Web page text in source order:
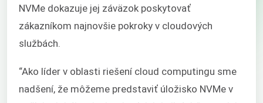
NVMe dokazuje jej záväzok poskytovať
zákazníkom najnovšie pokroky v cloudových
službách.
“Ako líder v oblasti riešení cloud computingu sme
nadšení, že môžeme predstaviť úložisko NVMe v